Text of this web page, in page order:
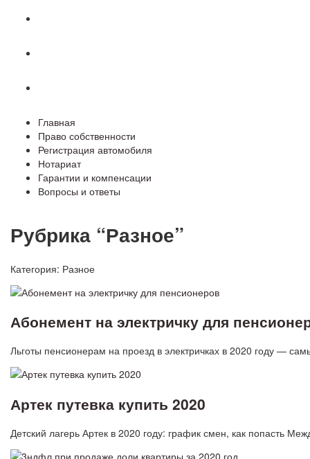
Главная
Право собственности
Регистрация автомобиля
Нотариат
Гарантии и компенсации
Вопросы и ответы
Рубрика “Разное”
Категория: Разное
Абонемент на электричку для
Льготы пенсионерам на проезд в электричках в 2020 году —
Артек путевка купить 2020
Детский лагерь Артек в 2020 году: график смен, как попасть